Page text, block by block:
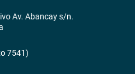
Av. Abancay s/n.
7541)